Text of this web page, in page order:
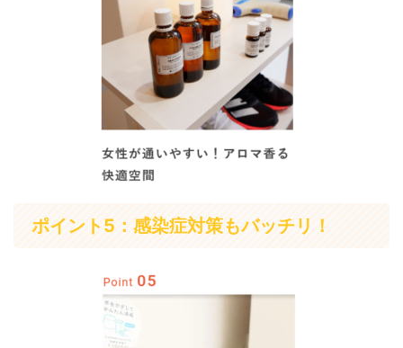
ポイント5：感染症対策もバッチリ！